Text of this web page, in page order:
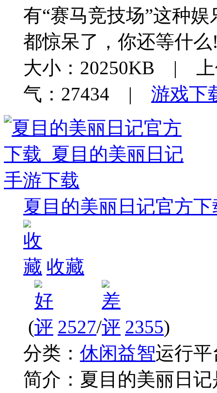
有“赛马竞技场”这种
都惊呆了，你还等什么
大小：20250KB |
气：27434 | 游戏下
夏目的美丽日记官方
收藏
( 2527/ 2355)
分类： 休闲益智运行平
简介： 夏目的美丽日